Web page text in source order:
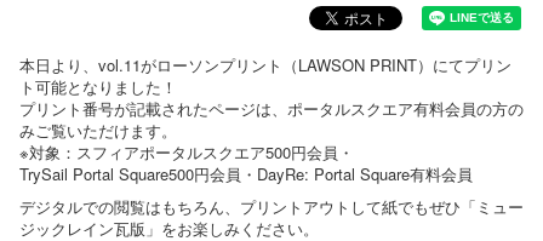
本日より、vol.11がローソンプリント（LAWSON PRINT）にてプリン
ト可能となりました！
プリント番号が記載されたページは、ポータルスクエア有料会員の方の
みご覧いただけます。
※対象：スフィアポータルスクエア500円会員・
TrySail Portal Square500円会員・DayRe: Portal Square有料会員
デジタルでの閲覧はもちろん、プリントアウトして紙でもぜひ「ミュー
ジックレイン瓦版」をお楽しみください。